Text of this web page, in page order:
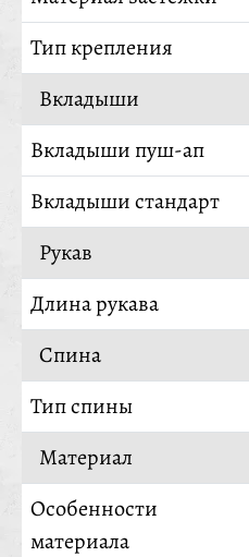
Тип крепления
Вкладыши
Вкладыши пуш-ап
Вкладыши стандарт
Рукав
Длина рукава
Спина
Тип спины
Материал
Особенности
материала